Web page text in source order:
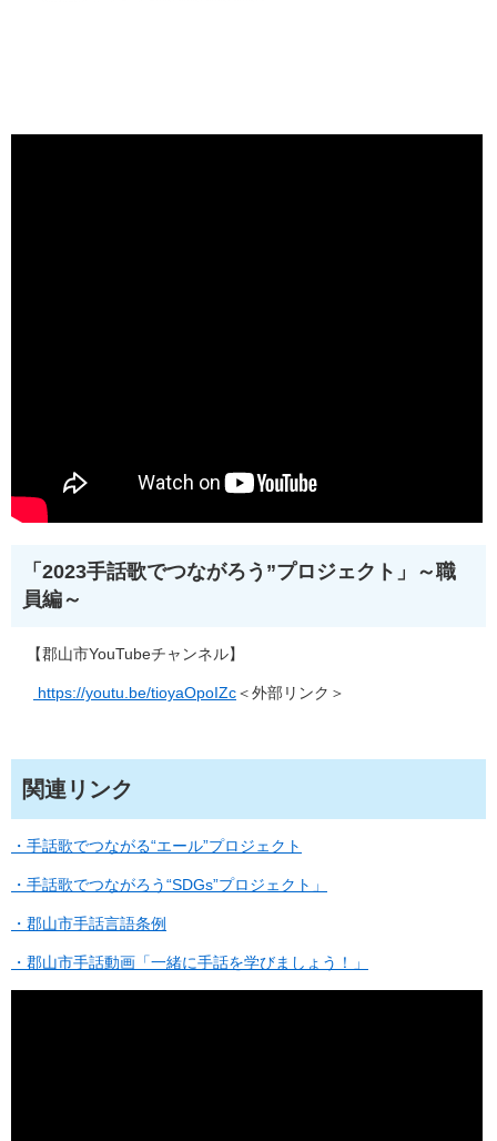
「2023手話歌でつながろう”プロジェクト」～職
員編～
【郡山市YouTubeチャンネル】
https://youtu.be/tioyaOpoIZc​＜外部リンク＞
関連リンク
・手話歌でつながる“エール”プロジェクト
・手話歌でつながろう“SDGs”プロジェクト」
・郡山市手話言語条例
・郡山市手話動画「一緒に手話を学びましょう！」